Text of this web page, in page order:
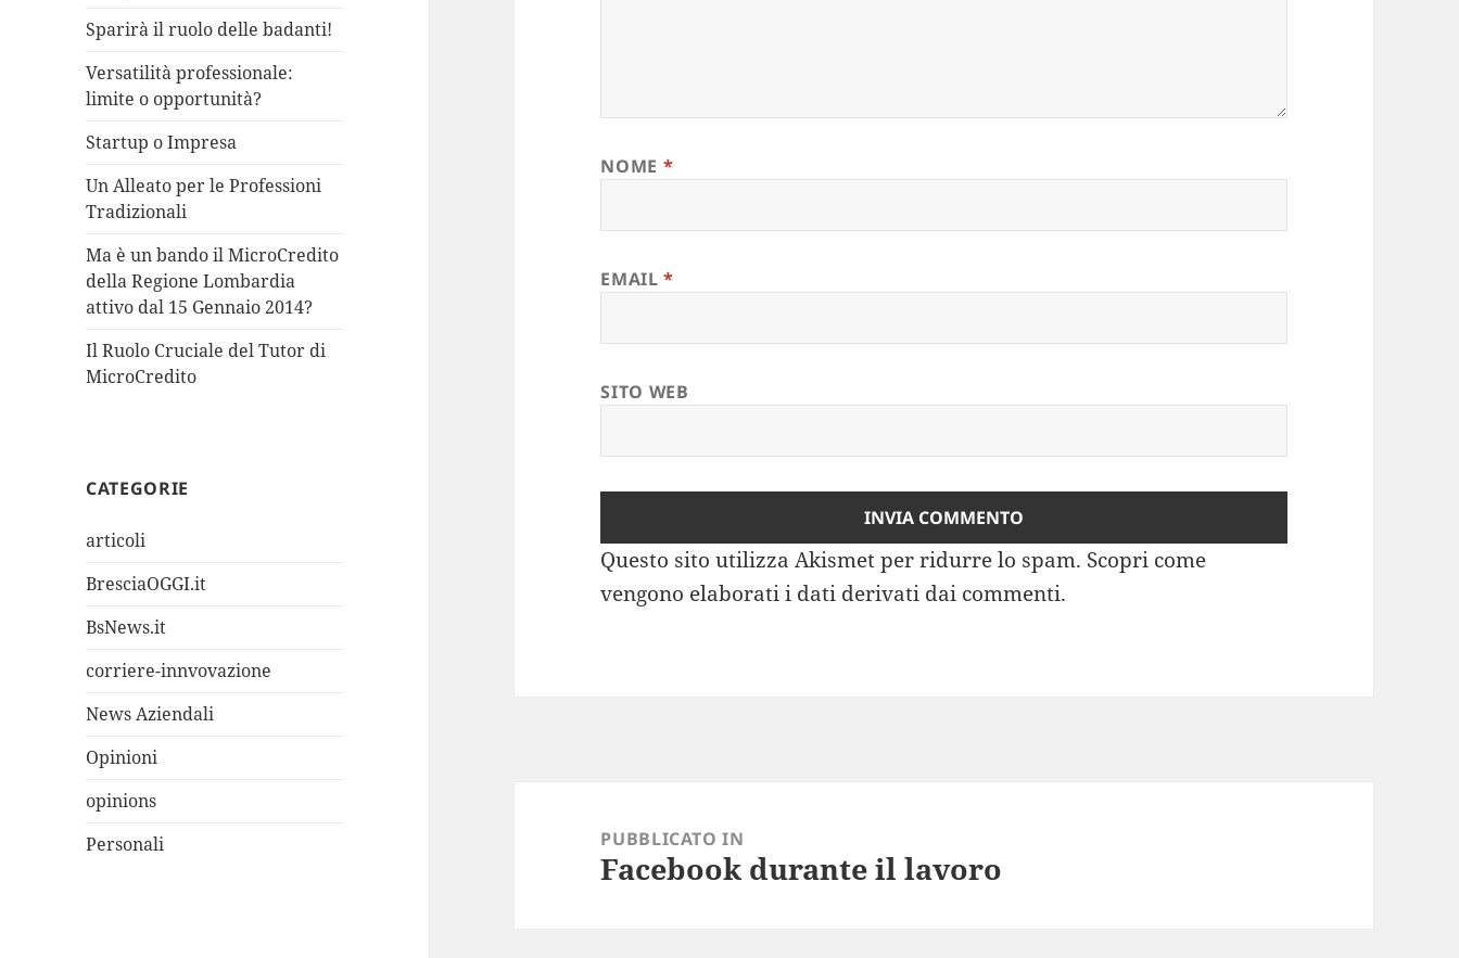
Sparirà il ruolo delle badanti!
Versatilità professionale:
limite o opportunità?
Startup o Impresa
Un Alleato per le Professioni
Tradizionali
Ma è un bando il MicroCredito
della Regione Lombardia
attivo dal 15 Gennaio 2014?
Il Ruolo Cruciale del Tutor di
MicroCredito
CATEGORIE
articoli
BresciaOGGI.it
BsNews.it
corriere-innvovazione
News Aziendali
Opinioni
opinions
Personali
NOME *
EMAIL*
SITO WEB
Questo sito utilizza Akismet per ridurre lo spam. Scopri come
vengono elaborati i dati derivati dai commenti.
PUBBLICATO IN
Facebook durante il lavoro